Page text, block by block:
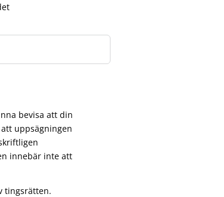
bevisa att din
uppsägningen
innebär inte att
tingsrätten.